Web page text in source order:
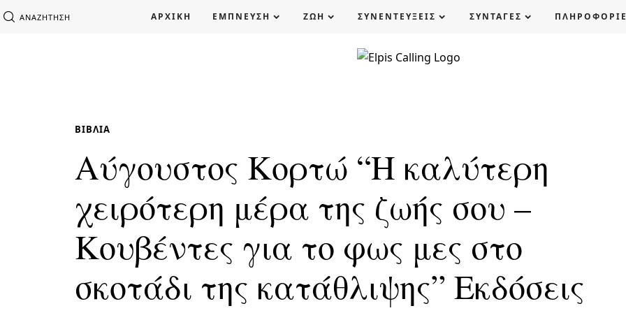
ΑΝΑΖΉΤΗΣΗ ΑΡΧΙΚΗ ΕΜΠΝΕΥΣΗ ΖΩΗ ΣΥΝΕΝΤΕΥΞΕΙΣ ΣΥΝΤΑΓΕΣ
ΒΙΒΛΊΑ
Αύγουστος Κορτώ “Η καλύτερη
χειρότερη μέρα της ζωής σου –
Κουβέντες για το φως μες στο
σκοτάδι της κατάθλιψης” Εκδόσεις